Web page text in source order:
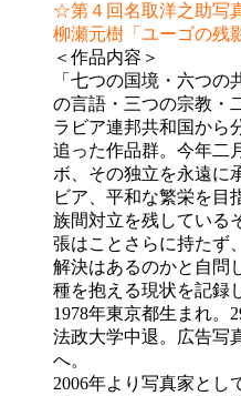
☆第４回名取洋之助写
柳瀬元樹「ユーゴの残
＜作品内容＞
「七つの国境・六つ
の言語・三つの宗教・
ラビア連邦共和国から
追った作品群。今年二
ボ、その独立を永遠に
ビア、平和な繁栄を目
族間対立を残している
張はことさらに持たず
解決はあるのかと自問
種を抱える現状を記録
1978年東京都生まれ。
法政大学中退。広告写
へ。
2006年より写真家とし